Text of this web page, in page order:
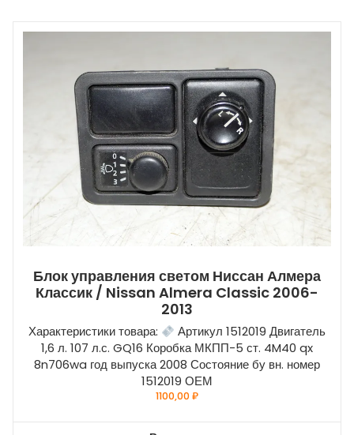
Блок управления светом Ниссан Алмера
Классик / Nissan Almera Classic 2006-
2013
Характеристики товара:
Артикул 1512019 Двигатель
1,6 л. 107 л.с. GQ16 Коробка МКПП-5 ст. 4M40 qx
8n706wa год выпуска 2008 Состояние бу вн. номер
1512019 ОЕМ
1100,00₽